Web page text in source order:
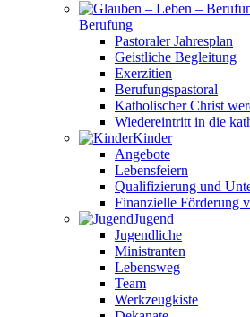
Berufung
Pastoraler Jahresplan
Geistliche Begleitung
Exerzitien
Berufungspastoral
Katholischer Christ
Wiedereintritt in die
Kinder
Angebote
Lebensfeiern
Qualifizierung und
Finanzielle Förderung
Jugend
Jugendliche
Ministranten
Lebensweg
Team
Werkzeugkiste